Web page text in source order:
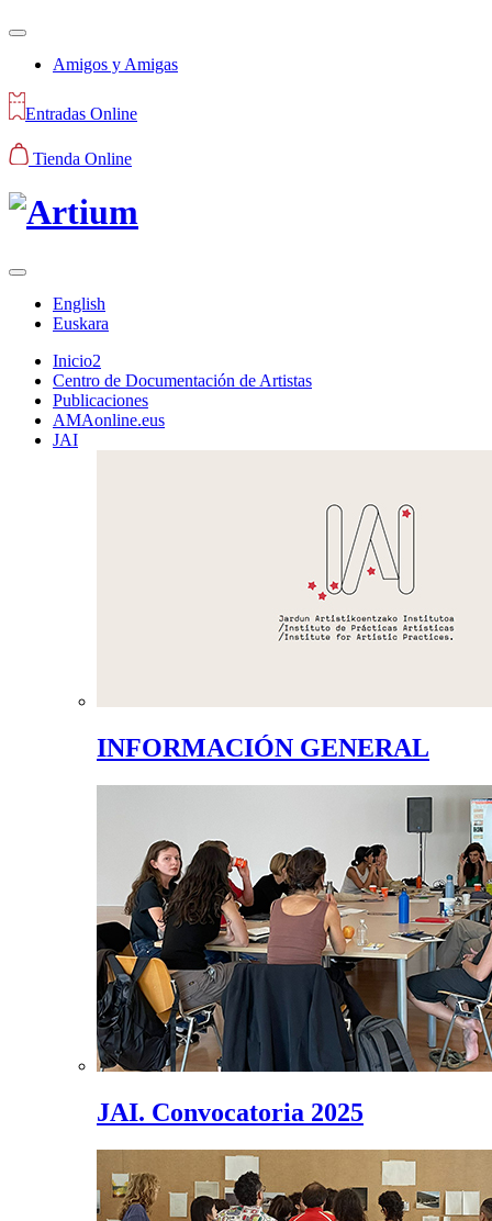
Amigos y Amigas
Entradas Online
Tienda Online
English
Euskara
Inicio2
Centro de Documentación de Artistas
Publicaciones
AMAonline.eus
JAI
INFORMACIÓN GENERAL
JAI. Convocatoria 2025